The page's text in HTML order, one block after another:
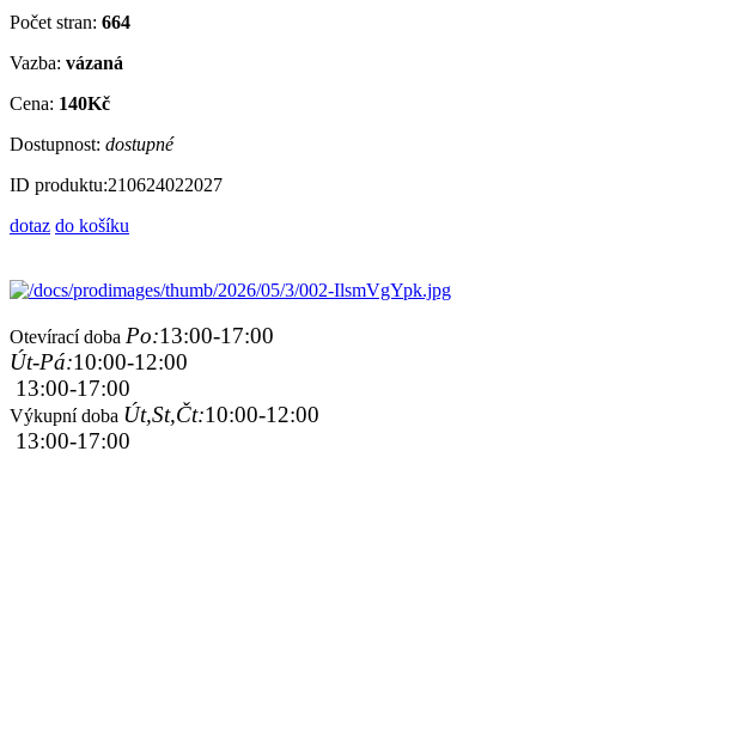
Počet stran: 664
Vazba: vázaná
Cena: 140Kč
Dostupnost: dostupné
ID produktu:210624022027
dotaz do košíku
Otevírací doba Po:13:00-17:00
Út-Pá:10:00-12:00
13:00-17:00
Výkupní doba Út,St,Čt:10:00-12:00
13:00-17:00